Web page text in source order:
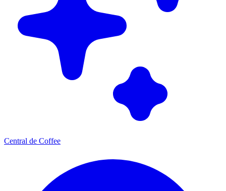
Central de Coffee